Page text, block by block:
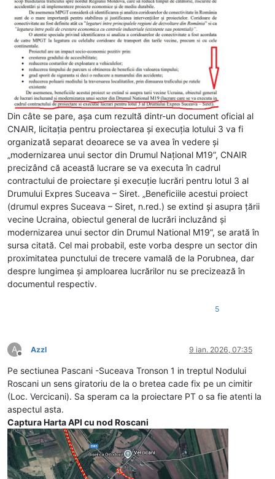
Din câte se pare, așa cum rezultă dintr-un document oficial al
CNAIR, licitația pentru proiectarea și execuția lotului 3 va fi
organizată separat deoarece se va avea în vedere și
„modernizarea unui sector din Drumul Național M19”, CNAIR
precizând că această lucrare se va executa în cadrul
contractului de proiectare și execuție lucrări pentru lotul 3 al
Drumului Expres Suceava – Siret. „Beneficiile acestui proiect
(drumul expres Suceava – Siret, n.red.) se extind și asupra țării
vecine Ucraina, obiectul general de lucrări incluzând și
modernizarea unui sector din Drumul National M19”, se arată în
sursa citată. Cel mai probabil, este vorba despre un sector din
proximitatea punctului de trecere vamală de la Porubnea, dar
despre lungimea și amploarea lucrărilor nu se precizează în
documentul respectiv.
5
A
Deconectat
Azzl 9 ian. 2026, 07:35
Pe sectiunea Pascani -Suceava Tronson 1 in treptul Nodului
Roscani un sens giratoriu de la o bretea cade fix pe un cimitir
(Loc. Vercicani). Sa speram ca la proiectare PT o sa fie atenti la
aspectul asta.
Captura Harta API cu nod Roscani